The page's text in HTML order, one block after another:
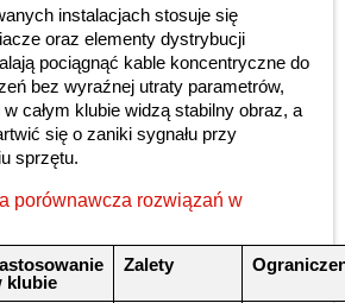
instalacjach stosuje się
oraz elementy dystrybucji
pociągnąć kable koncentryczne do
bez wyraźnej utraty parametrów,
całym klubie widzą stabilny obraz, a
się o zaniki sygnału przy
sprzętu.
porównawcza rozwiązań w
klubie
Zalety